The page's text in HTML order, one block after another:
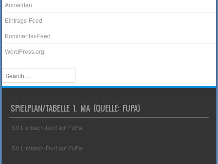
Anmelden
Eintrags-Feed
Kommentar-Feed
WordPress.org
Search
SPIELPLAN/TABELLE 1. MA (QUELLE: FUPA)
SV Limbach-Dorf auf FuPa
SV Limbach-Dorf auf FuPa